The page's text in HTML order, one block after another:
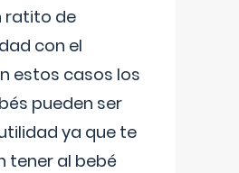
ratito de
con el
estos casos los
pueden ser
ya que te
tener al bebé